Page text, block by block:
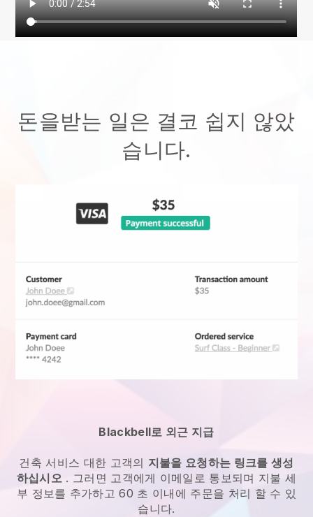
돈을받는 일은 결코 쉽지 않았
습니다.
Blackbell로 외근 지급
건축 서비스 대한 고객의 지불을 요청하는 링크를 생성
하십시오 . 그러면 고객에게 이메일로 통보되며 지불 세
부 정보를 추가하고 60 초 이내에 주문을 처리 할 수 있
습니다.